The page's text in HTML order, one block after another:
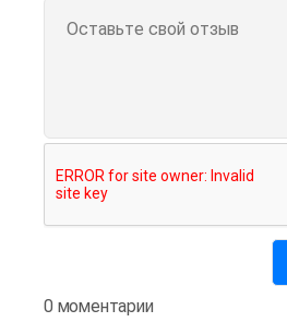
0 моментарии